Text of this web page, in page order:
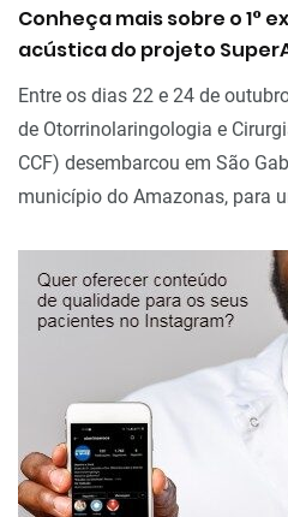
Conheça mais sobre o 1°
acústica do projeto
Entre os dias 22 e 24 de
de Otorrinolaringologia e
CCF) desembarcou em São
município do Amazonas, para